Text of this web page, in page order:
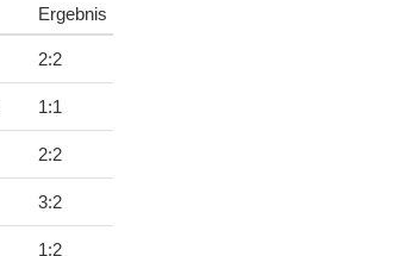
Ergebnis
2:2
1:1
2:2
3:2
1:2